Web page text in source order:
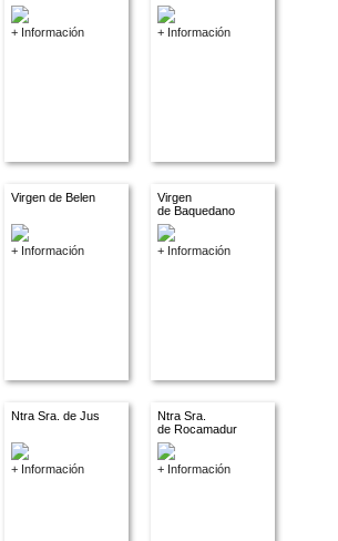
+ Información + Información
Virgen de Belen
+ Información
Virgen
de Baquedano
+ Información
Ntra Sra. de Jus
+ Información
Ntra Sra.
de Rocamadur
+ Información